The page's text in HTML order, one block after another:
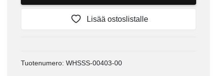
Lisää ostoslistalle
Tuotenumero: WHSSS-00403-00